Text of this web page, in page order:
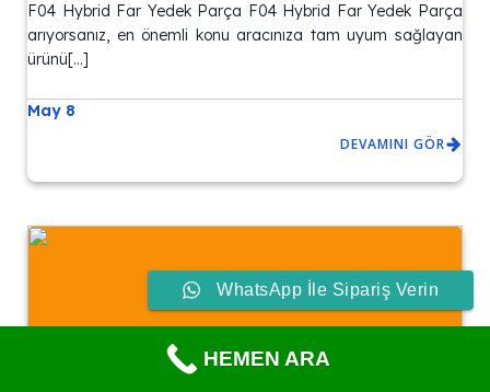
F04 Hybrid Far Yedek Parça F04 Hybrid Far Yedek Parça
arıyorsanız, en önemli konu aracınıza tam uyum sağlayan
ürünü[…]
May 8
DEVAMINI GÖR
WhatsApp İle Sipariş Verin
HEMEN ARA